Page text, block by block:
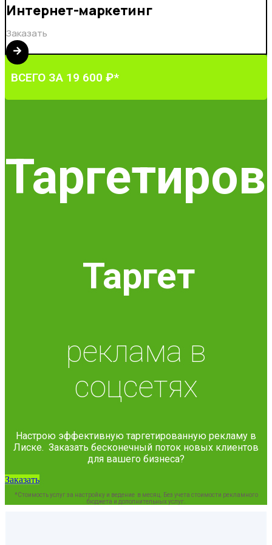
Интернет-маркетинг
Заказать
ВСЕГО ЗА 19 600 ₽*
Таргет
реклама в
соцсетях
Настрою эффективную таргетированную рекламу в
Лиске. Заказать бесконечный поток новых клиентов
для вашего бизнеса?
Заказать
*Стоимость услуг за настройку и ведение в месяц. Без учета стоимости рекламного
бюджета и дополнительных услуг.